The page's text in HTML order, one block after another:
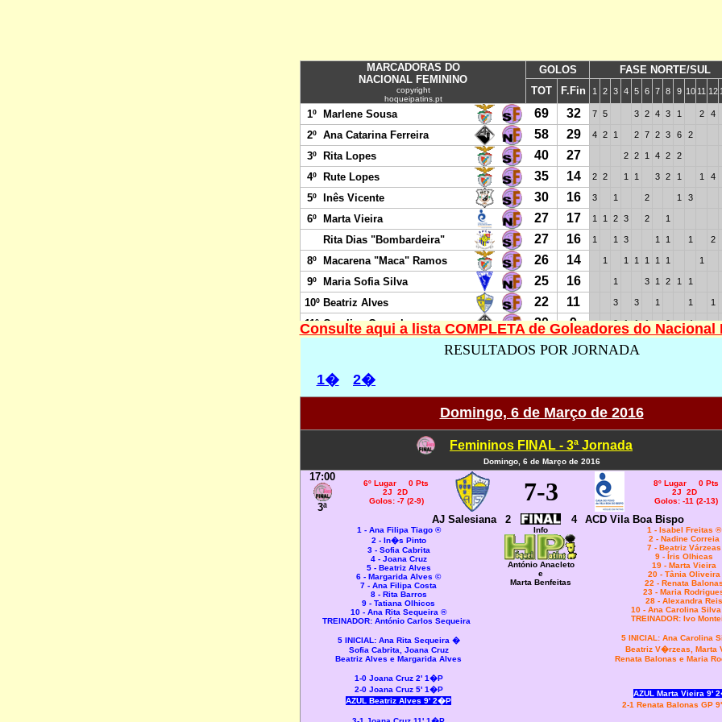
Consulte aqui a lista COMPLETA de Goleadores do Nacional
RESULTADOS POR JORNADA
1�
2�
Domingo, 6 de Março de 2016
Femininos FINAL - 3ª Jornada
Domingo, 6 de Março de 2016
17:00
3ª
6º Lugar 0 Pts
2J 2D
Golos: -7 (2-9)
7-3
8º Lugar 0 Pts
2J 2D
Golos: -11 (2-13)
AJ Salesiana 2 4 ACD Vila Boa Bispo
1 - Ana Filipa Tiago ®
2 - In�s Pinto
3 - Sofia Cabrita
4 - Joana Cruz
5 - Beatriz Alves
6 - Margarida Alves ©
7 - Ana Filipa Costa
8 - Rita Barros
9 - Tatiana Olhicos
10 - Ana Rita Sequeira ®
TREINADOR: António Carlos Sequeira
5 INICIAL: Ana Rita Sequeira �
Sofia Cabrita, Joana Cruz
Beatriz Alves e Margarida Alves
1-0 Joana Cruz 2' 1�P
2-0 Joana Cruz 5' 1�P
AZUL Beatriz Alves 9' 2�P
Info
António Anacleto
e
Marta Benfeitas
1 - Isabel Freitas ®
2 - Nadine Correia
7 - Beatriz Várzeas
9 - Íris Olhicas
19 - Marta Vieira
20 - Tânia Oliveira
22 - Renata
23 - Maria
28 - Alexandra Reis
10 - Ana Carolina
TREINADOR: Ivo
5 INICIAL: Ana Carolina
Beatriz V�rzeas, Marta
Renata Balonas e Maria
AZUL Marta Vieira 9'
2-1 Renata Balonas GP